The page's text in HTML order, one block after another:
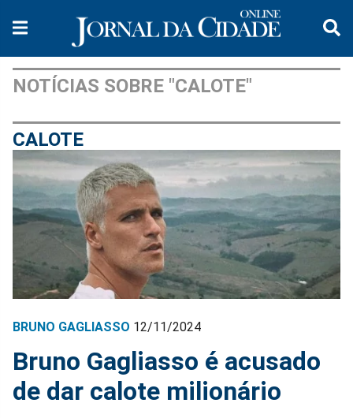
NOTÍCIAS SOBRE "CALOTE"
CALOTE
BRUNO GAGLIASSO 12/11/2024
Bruno Gagliasso é acusado
de dar calote milionário